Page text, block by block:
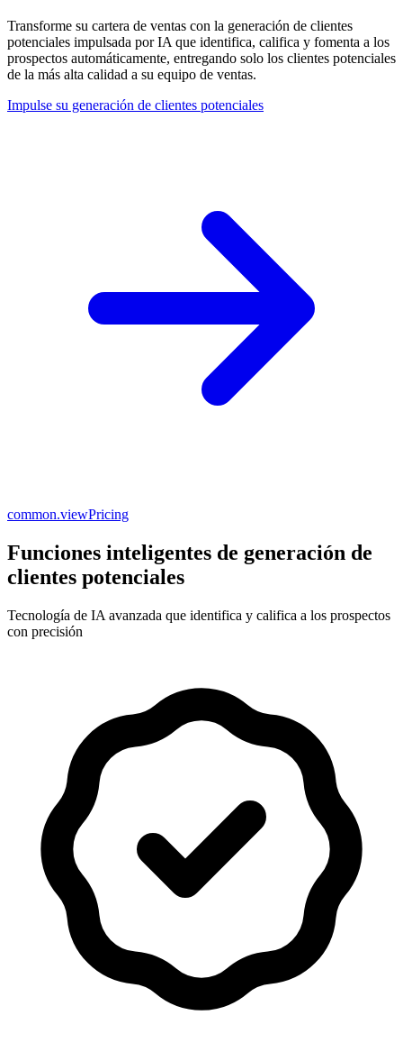
Transforme su cartera de ventas con la generación de clientes
potenciales impulsada por IA que identifica, califica y fomenta a los
prospectos automáticamente, entregando solo los clientes potenciales
de la más alta calidad a su equipo de ventas.
Impulse su generación de clientes potenciales
common.viewPricing
Funciones inteligentes de generación de
clientes potenciales
Tecnología de IA avanzada que identifica y califica a los prospectos
con precisión